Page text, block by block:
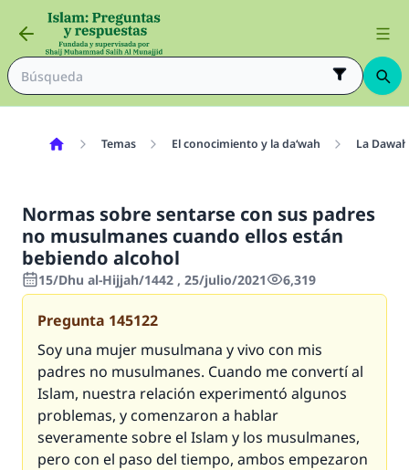
Temas El conocimiento y la da‘wah La Dawah
Normas sobre sentarse con sus padres
no musulmanes cuando ellos están
bebiendo alcohol
15/Dhu al-Hijjah/1442 , 25/julio/2021 6,319
Pregunta 145122
Soy una mujer musulmana y vivo con mis
padres no musulmanes. Cuando me convertí al
Islam, nuestra relación experimentó algunos
problemas, y comenzaron a hablar
severamente sobre el Islam y los musulmanes,
pero con el paso del tiempo, ambos empezaron